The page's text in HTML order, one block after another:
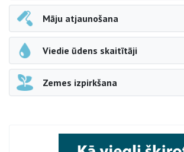
Māju atjaunošana
Viedie ūdens skaitītāji
Zemes izpirkšana